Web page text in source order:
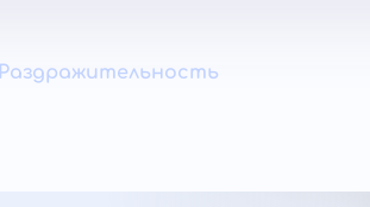
Раздражительность